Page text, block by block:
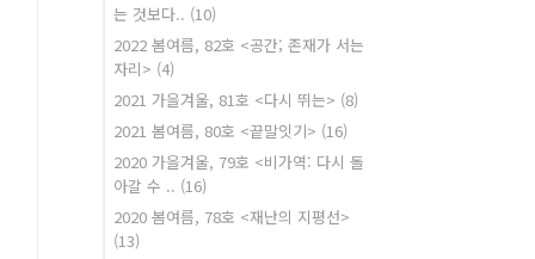
는 것보다.. (10)
2022 봄여름, 82호 <공간; 존재가 서는
자리> (4)
2021 가을겨울, 81호 <다시 뛰는> (8)
2021 봄여름, 80호 <끝말잇기> (16)
2020 가을겨울, 79호 <비가역: 다시 돌
아갈 수 .. (16)
2020 봄여름, 78호 <재난의 지평선>
(13)